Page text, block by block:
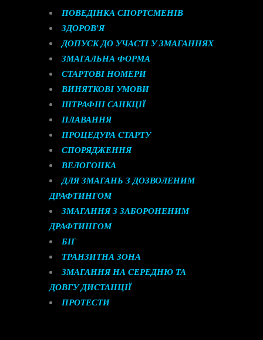
ПОВЕДІНКА СПОРТСМЕНІВ
ЗДОРОВ′Я
ДОПУСК ДО УЧАСТІ У ЗМАГАННЯХ
ЗМАГАЛЬНА ФОРМА
СТАРТОВІ НОМЕРИ
ВИНЯТКОВІ УМОВИ
ШТРАФНІ САНКЦІЇ
ПЛАВАННЯ
ПРОЦЕДУРА СТАРТУ
СПОРЯДЖЕННЯ
ВЕЛОГОНКА
ДЛЯ ЗМАГАНЬ З ДОЗВОЛЕНИМ
ДРАФТИНГОМ
ЗМАГАННЯ З ЗАБОРОНЕНИМ
ДРАФТИНГОМ
БІГ
ТРАНЗИТНА ЗОНА
ЗМАГАННЯ НА СЕРЕДНЮ ТА
ДОВГУ ДИСТАНЦІЇ
ПРОТЕСТИ